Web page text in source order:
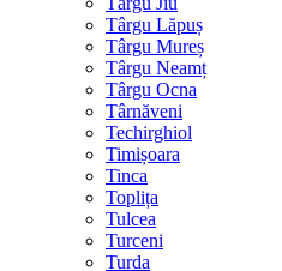
Târgu Lăpuș
Târgu Mureș
Târgu Neamț
Târgu Ocna
Târnăveni
Techirghiol
Timișoara
Tinca
Toplița
Tulcea
Turceni
Turda